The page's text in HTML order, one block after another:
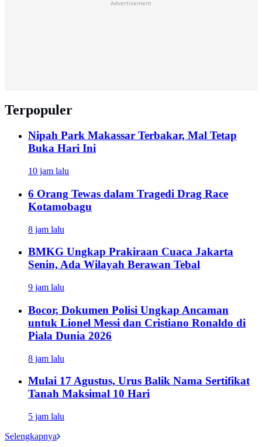
Advertisement
Terpopuler
Nipah Park Makassar Terbakar, Mal Tetap
Buka Hari Ini
10 jam lalu
6 Orang Tewas dalam Tragedi Drag Race
Kotamobagu
8 jam lalu
BMKG Ungkap Prakiraan Cuaca Jakarta
Senin, Ada Wilayah Berawan Tebal
9 jam lalu
Bocor, Dokumen Polisi Ungkap Ancaman
untuk Lionel Messi dan Cristiano Ronaldo di
Piala Dunia 2026
8 jam lalu
Mulai 17 Agustus, Urus Balik Nama Sertifikat
Tanah Maksimal 10 Hari
5 jam lalu
Selengkapnya